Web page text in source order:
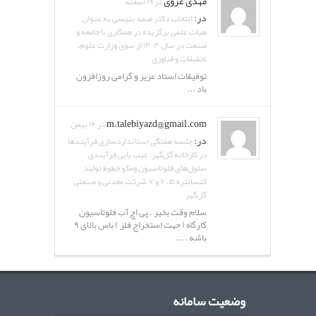
در:انتخاب دکتر صمد بنیسی به عنوان
هیات علمی برگزیده در همکاری با جامعه و
صنعت در سال ۱۴۰۴ از سوی وزارت علوم،
تحقیقات و فناوری
توفیقات استاد عزیز و گرامی روزافزون
باد ...
m.talebiyazd@gmail.comدر ۱۶ بهمن
در:جلسه هفتگی استانداردسازی فرآیندها
در کارخانه گل‌گهر: عیب یابی فرآیندی
سلول‌های فلوتاسیون ومکو خطوط تولید
کنسانتره ۵، ۶ و ۷ شرکت معدنی و صنعتی
گل‌گهر
سلام وقت بخیر . پی اچ آب فلوتاسیون
کارگاه ( جهت استخراج فلز ) باس بالای ۹
باشه . ...
وضعیت سامانه